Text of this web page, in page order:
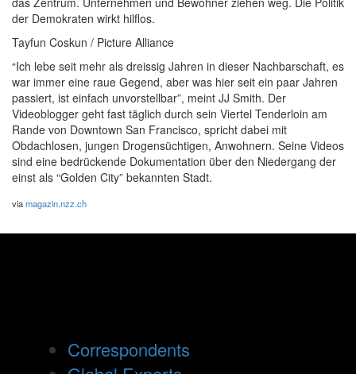
der Demokraten wirkt hilflos.
Tayfun Coskun / Picture Alliance
“Ich lebe seit mehr als dreissig Jahren in dieser Nachbarschaft, es
war immer eine raue Gegend, aber was hier seit ein paar Jahren
passiert, ist einfach unvorstellbar”, meint JJ Smith. Der
Videoblogger geht fast täglich durch sein Viertel Tenderloin am
Rande von Downtown San Francisco, spricht dabei mit
Obdachlosen, jungen Drogensüchtigen, Anwohnern. Seine Videos
sind eine bedrückende Dokumentation über den Niedergang der
einst als “Golden City” bekannten Stadt.
viamagazin.nzz.ch
Correspondents